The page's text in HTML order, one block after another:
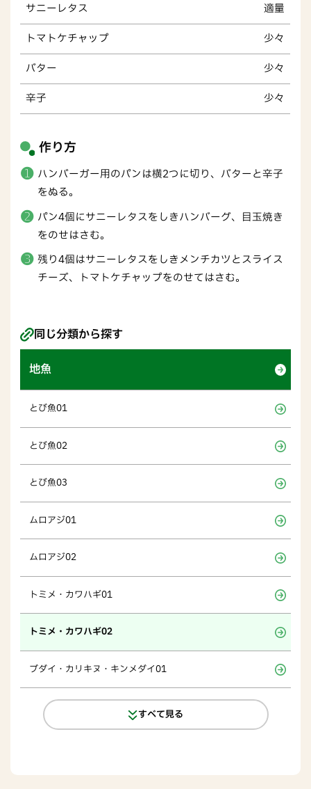
サニーレタス 適量
トマトケチャップ 少々
バター 少々
辛子 少々
作り方
ハンバーガー用のパンは横2つに切り、バターと辛子
をぬる。
パン4個にサニーレタスをしきハンバーグ、目玉焼き
をのせはさむ。
残り4個はサニーレタスをしきメンチカツとスライス
チーズ、トマトケチャップをのせてはさむ。
同じ分類から探す
地魚
とび魚01
とび魚02
とび魚03
ムロアジ01
ムロアジ02
トミメ・カワハギ01
トミメ・カワハギ02
ブダイ・カリキヌ・キンメダイ01
すべて見る